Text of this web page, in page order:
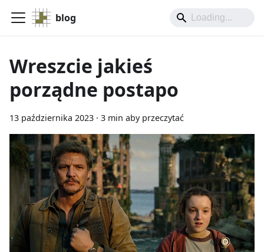
blog
Wreszcie jakieś
porządne postapo
13 października 2023 · 3 min aby przeczytać